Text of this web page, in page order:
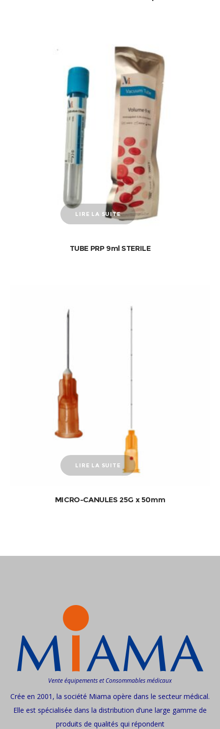
LIRE LA SUITE
TUBE PRP 9ml STERILE
LIRE LA SUITE
MICRO-CANULES 25G x 50mm
Vente équipements et Consommables médicaux
Crée en 2001, la société Miama opère dans le secteur médical.
Elle est spécialisée dans la distribution d’une large gamme de
produits de qualités qui répondent